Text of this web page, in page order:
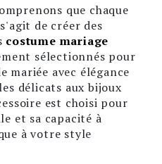
que chaque
de créer des
costume mariage
sélectionnés pour
mariée avec élégance
délicats aux bijoux
est choisi pour
et sa capacité à
à votre style